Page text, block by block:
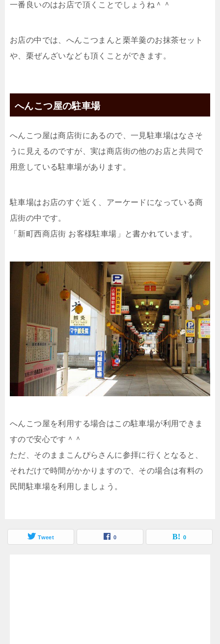
一番良いのはお店で頂くことでしょうね＾＾
お店の中では、へんこつまんと栗羊羹のお抹茶セット
や、栗ぜんざいなども頂くことができます。
へんこつ屋の駐車場
へんこつ屋は商店街にあるので、一見駐車場はなさそ
うに見えるのですが、実は商店街の他のお店と共同で
用意している駐車場があります。
駐車場はお店のすぐ近く、アーケードになっている商
店街の中です。
「新町西商店街 お客様駐車場」と書かれています。
へんこつ屋を利用する場合はこの駐車場が利用できま
すので安心です＾＾
ただ、そのままこんぴらさんに参拝に行くとなると、
それだけで時間がかかりますので、その場合は有料の
民間駐車場を利用しましょう。
Tweet 0 0